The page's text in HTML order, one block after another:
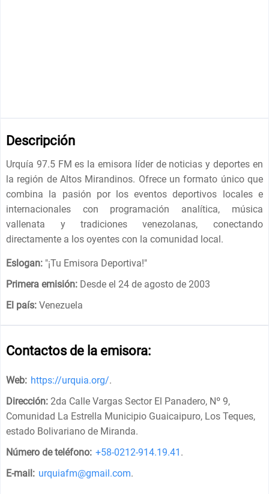
Descripción
Urquía 97.5 FM es la emisora ​​líder de noticias y deportes en
la región de Altos Mirandinos. Ofrece un formato único que
combina la pasión por los eventos deportivos locales e
internacionales con programación analítica, música
vallenata y tradiciones venezolanas, conectando
directamente a los oyentes con la comunidad local.
Eslogan: "¡Tu Emisora Deportiva!"
Primera emisión: Desde el 24 de agosto de 2003
El país: Venezuela
Contactos de la emisora:
Web: https://urquia.org/.
Dirección: 2da Calle Vargas Sector El Panadero, Nº 9,
Comunidad La Estrella Municipio Guaicaipuro, Los Teques,
estado Bolivariano de Miranda.
Número de teléfono: +58-0212-914.19.41 .
E-mail: urquiafm@gmail.com.